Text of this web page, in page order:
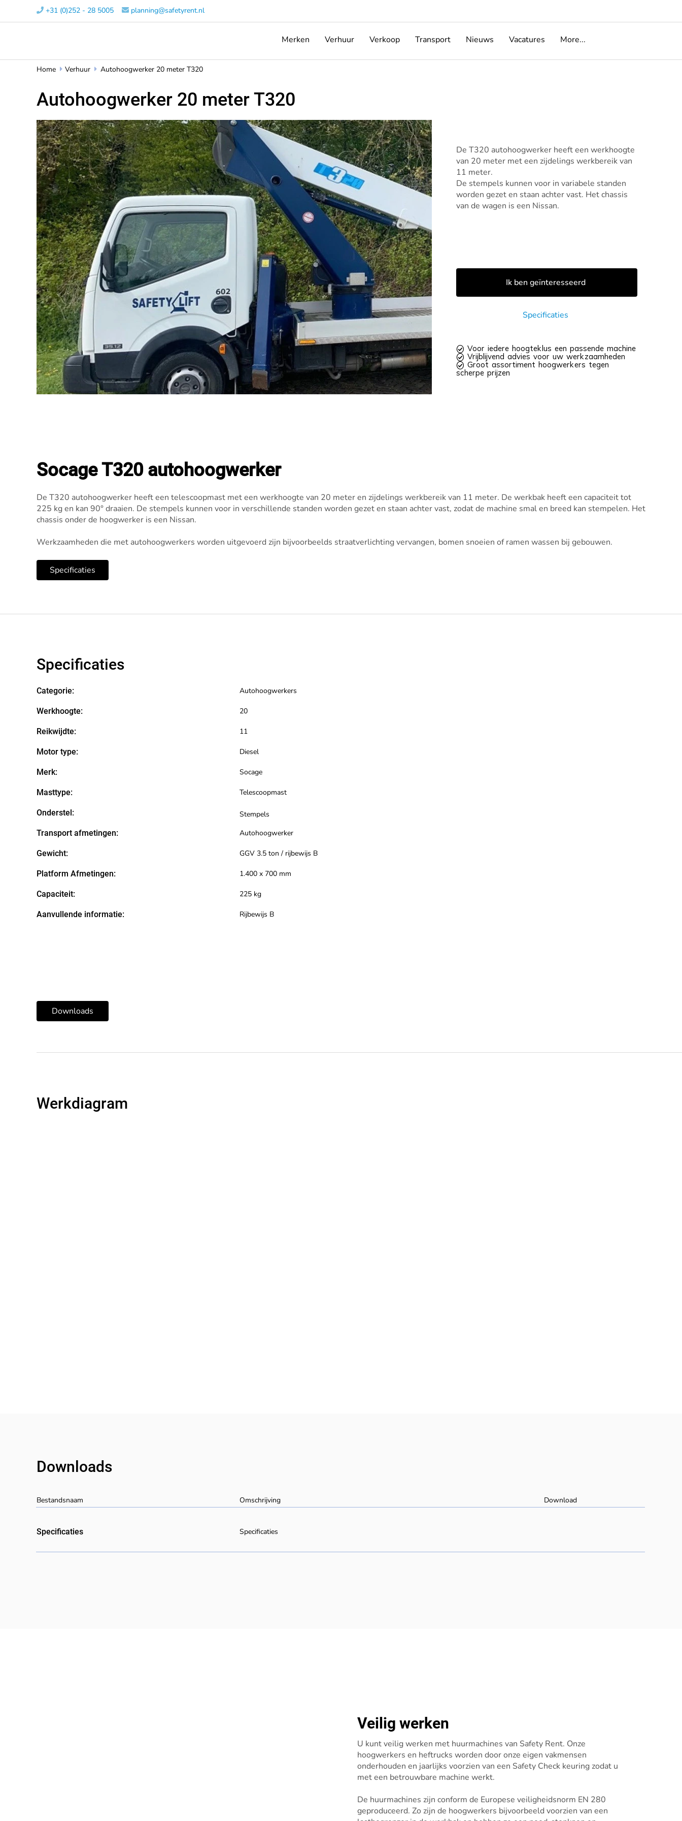
 +31 (0)252 - 28 5005​  planning@safetyrent.nl
Merken Verhuur Verkoop Transport Nieuws Vacatures More...
Home  Verhuur  Autohoogwerker 20 meter T320
De T320 autohoogwerker heeft een werkhoogte
van 20 meter met een zijdelings werkbereik van
11 meter.
De stempels kunnen voor in variabele standen
worden gezet en staan achter vast. Het chassis
van de wagen is een Nissan.
 Voor iedere hoogteklus een passende machine
 Vrijblijvend advies voor uw werkzaamheden
 Groot assortiment hoogwerkers tegen
scherpe prijzen
Ik ben geïnteresseerd
Specificaties
Autohoogwerker 20 meter T320
Socage T320 autohoogwerker
De T320 autohoogwerker heeft een telescoopmast met een werkhoogte van 20 meter en zijdelings werkbereik van 11 meter. De werkbak heeft een capaciteit tot
225 kg en kan 90° draaien. De stempels kunnen voor in verschillende standen worden gezet en staan achter vast, zodat de machine smal en breed kan stempelen. Het
chassis onder de hoogwerker is een Nissan.
Werkzaamheden die met autohoogwerkers worden uitgevoerd zijn bijvoorbeelds straatverlichting vervangen, bomen snoeien of ramen wassen bij gebouwen.
Specificaties
Specificaties
Downloads
Categorie:
Werkhoogte:
Reikwijdte:
Motor type:
Merk:
Masttype:
Transport afmetingen:
Gewicht:
Platform Afmetingen:
Capaciteit:
Autohoogwerkers
20
11
Diesel
Socage
Telescoopmast
Autohoogwerker
GGV 3.5 ton / rijbewijs B
1.400 x 700 mm
225 kg
Aanvullende informatie: Rijbewijs B
Onderstel: Stempels
Bestandsnaam Omschrijving Download
Downloads
Specificaties Specificaties
Veilig werken
U kunt veilig werken met huurmachines van Safety Rent. Onze
hoogwerkers en heftrucks worden door onze eigen vakmensen
onderhouden en jaarlijks voorzien van een Safety Check keuring zodat u
met een betrouwbare machine werkt.
De huurmachines zijn conform de Europese veiligheidsnorm EN 280
geproduceerd. Zo zijn de hoogwerkers bijvoorbeeld voorzien van een
Werkdiagram